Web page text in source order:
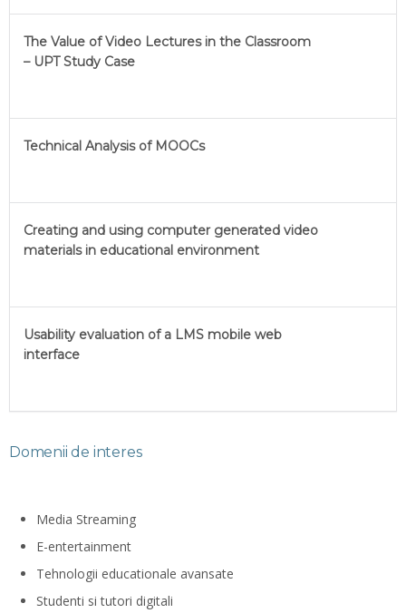
The Value of Video Lectures in the Classroom
– UPT Study Case
Technical Analysis of MOOCs
Creating and using computer generated video
materials in educational environment
Usability evaluation of a LMS mobile web
interface
Domenii de interes
Media Streaming
E-entertainment
Tehnologii educationale avansate
Studenti si tutori digitali